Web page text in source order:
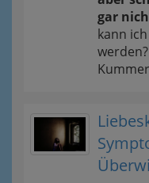
gar
kann